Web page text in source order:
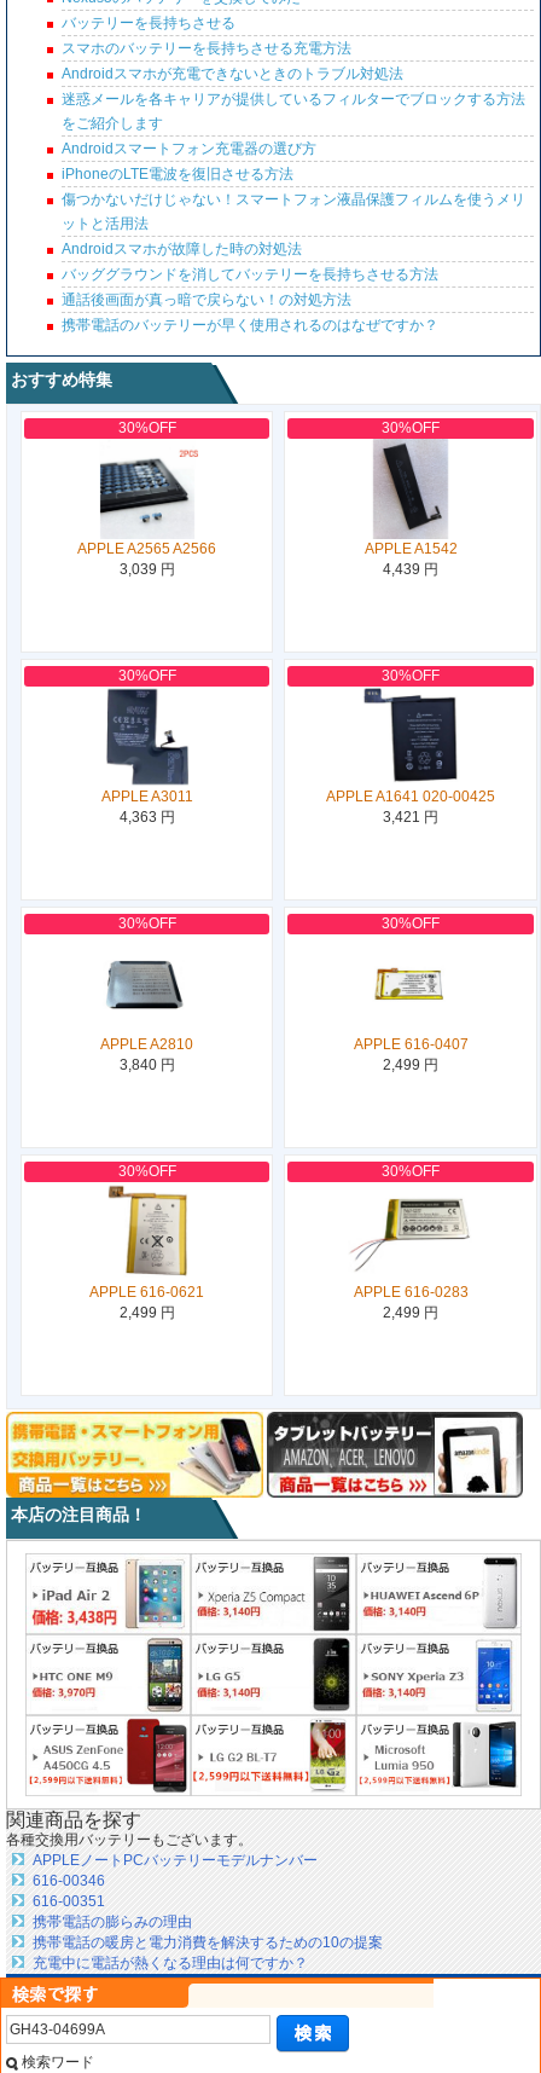
バッテリーを長持ちさせる
スマホのバッテリーを長持ちさせる充電方法
Androidスマホが充電できないときのトラブル対処法
迷惑メールを各キャリアが提供しているフィルターでブロックする方法
をご紹介します
Androidスマートフォン充電器の選び方
iPhoneのLTE電波を復旧させる方法
傷つかないだけじゃない！スマートフォン液晶保護フィルムを使うメリ
ットと活用法
Androidスマホが故障した時の対処法
バッググラウンドを消してバッテリーを長持ちさせる方法
通話後画面が真っ暗で戻らない！の対処方法
携帯電話のバッテリーが早く使用されるのはなぜですか？
おすすめ特集
30%OFF
APPLE A2565 A2566
3,039 円
30%OFF
APPLE A1542
4,439 円
30%OFF
APPLE A3011
4,363 円
30%OFF
APPLE A1641 020-00425
3,421 円
30%OFF
APPLE A2810
3,840 円
30%OFF
APPLE 616-0407
2,499 円
30%OFF
APPLE 616-0621
2,499 円
30%OFF
APPLE 616-0283
2,499 円
本店の注目商品！
関連商品を探す
各種交換用バッテリーもございます。
APPLEノートPCバッテリーモデルナンバー
616-00346
616-00351
携帯電話の膨らみの理由
携帯電話の暖房と電力消費を解決するための10の提案
充電中に電話が熱くなる理由は何ですか？
検索ワード